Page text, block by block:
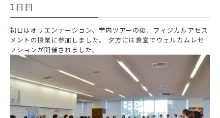
1日目
初日はオリエンテーション、学内ツアーの後、フィジカルアセス
メントの授業に参加しました。 夕方には食堂でウェルカムレセ
プションが開催されました。